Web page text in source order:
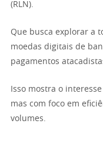
(RLN).
Que busca explorar a
moedas digitais de
pagamentos
Isso mostra o
mas com foco em
volumes.